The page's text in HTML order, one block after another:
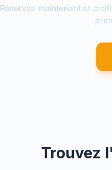
Réservez maintenant et
Trouvez